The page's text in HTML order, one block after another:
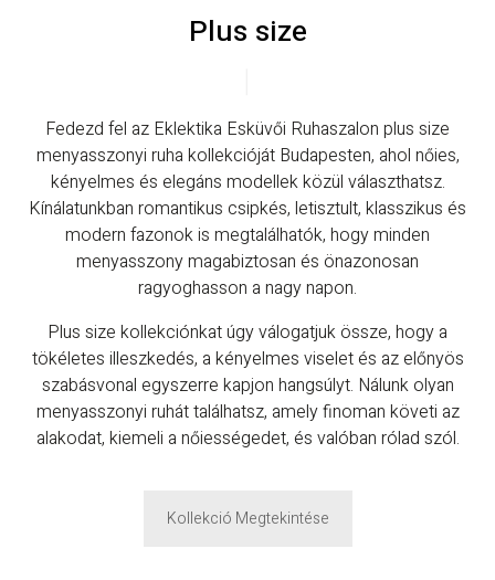
Plus size
Fedezd fel az Eklektika Esküvői Ruhaszalon plus size
menyasszonyi ruha kollekcióját Budapesten, ahol nőies,
kényelmes és elegáns modellek közül választhatsz.
Kínálatunkban romantikus csipkés, letisztult, klasszikus és
modern fazonok is megtalálhatók, hogy minden
menyasszony magabiztosan és önazonosan
ragyoghasson a nagy napon.
Plus size kollekciónkat úgy válogatjuk össze, hogy a
tökéletes illeszkedés, a kényelmes viselet és az előnyös
szabásvonal egyszerre kapjon hangsúlyt. Nálunk olyan
menyasszonyi ruhát találhatsz, amely finoman követi az
alakodat, kiemeli a nőiességedet, és valóban rólad szól.
Kollekció Megtekintése